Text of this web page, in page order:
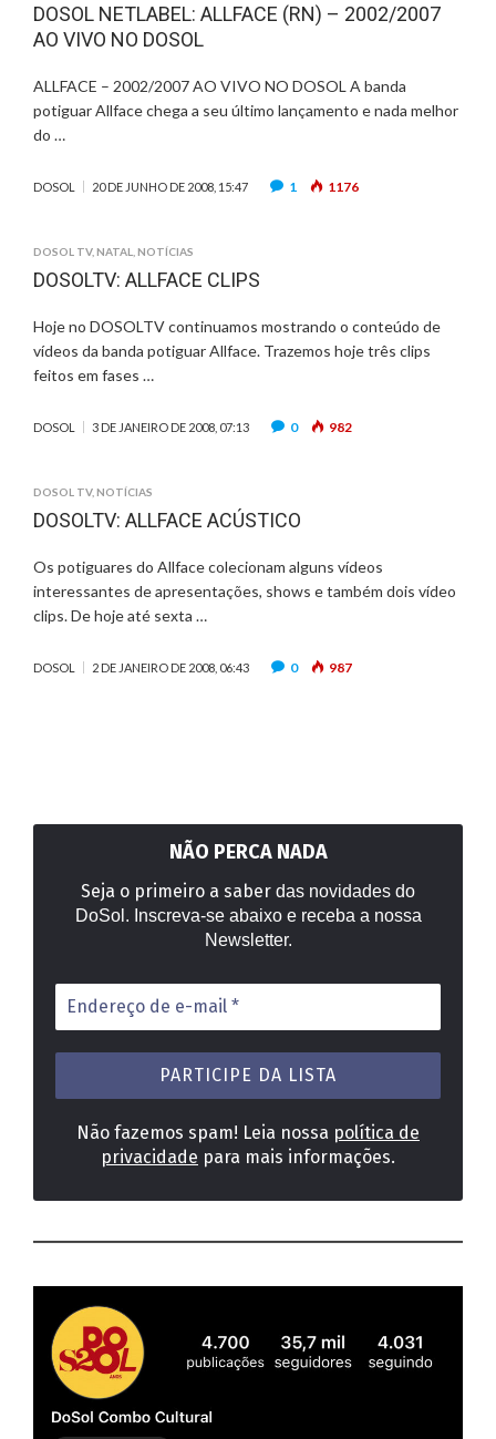
DOSOL NETLABEL: ALLFACE (RN) – 2002/2007
AO VIVO NO DOSOL
ALLFACE – 2002/2007 AO VIVO NO DOSOL A banda
potiguar Allface chega a seu último lançamento e nada melhor
do …
DOSOL 20 DE JUNHO DE 2008, 15:47 1 1176
DOSOL TV, NATAL NOTÍCIAS
DOSOLTV: ALLFACE CLIPS
Hoje no DOSOLTV continuamos mostrando o conteúdo de
vídeos da banda potiguar Allface. Trazemos hoje três clips
feitos em fases …
DOSOL 3 DE JANEIRO DE 2008, 07:13 0 982
DOSOL TV, NOTÍCIAS
DOSOLTV: ALLFACE ACÚSTICO
Os potiguares do Allface colecionam alguns vídeos
interessantes de apresentações, shows e também dois vídeo
clips. De hoje até sexta …
DOSOL 2 DE JANEIRO DE 2008, 06:43 0 987
NÃO PERCA NADA
Seja o primeiro a saber das novidades do
DoSol. Inscreva-se abaixo e receba a nossa
Newsletter.
Endereço
de
e-
mail
Não fazemos spam! Leia nossa política de
privacidade para mais informações.